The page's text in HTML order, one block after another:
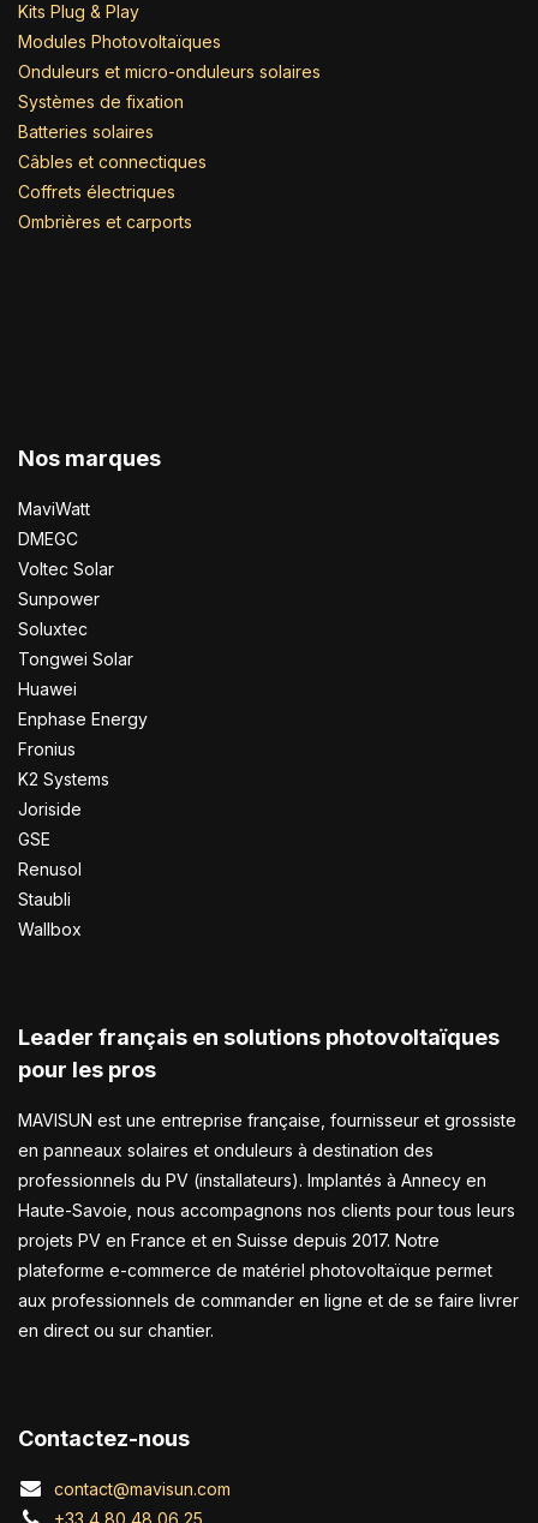
Kits Plug & Play
Modules Photovoltaïques
Onduleurs et micro-onduleurs solaires
Systèmes de fixation
Batteries solaires
Câbles et connectiques
Coffrets électriques
Ombrières et carports
Nos marques
MaviWatt
DMEGC
Voltec Solar
Sunpower
Soluxtec
Tongwei Solar
Huawei
Enphase Energy
Fronius
K2 Systems
Joriside
GSE
Renusol
Staubli
Wallbox
Leader français en solutions photovoltaïques
pour les pros
MAVISUN est une entreprise française, fournisseur et grossiste
en panneaux solaires et onduleurs à destination des
professionnels du PV (installateurs). Implantés à Annecy en
Haute-Savoie, nous accompagnons nos clients pour tous leurs
projets PV en France et en Suisse depuis 2017. Notre
plateforme e-commerce de matériel photovoltaïque permet
aux professionnels de commander en ligne et de se faire livrer
en direct ou sur chantier.
Contactez-nous
contact@mavisun.com